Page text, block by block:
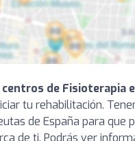
centros de Fisioterapia
tu rehabilitación.
de España para que
de ti. Podrás ver